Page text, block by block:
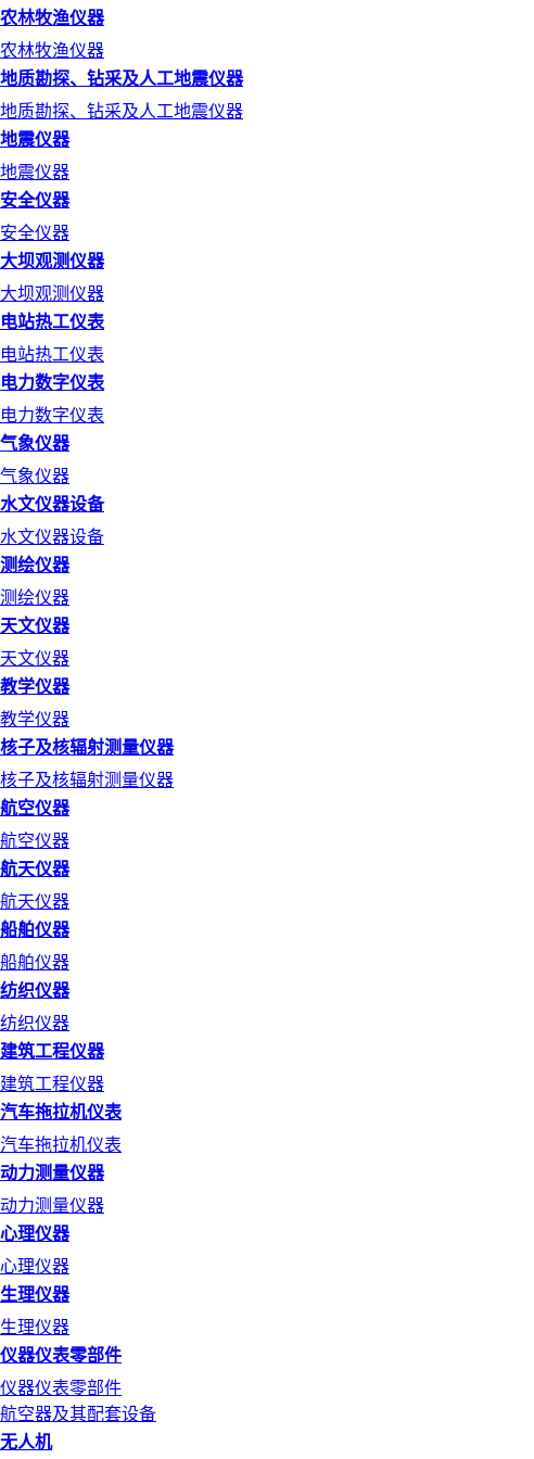
农林牧渔仪器
农林牧渔仪器
地质勘探、钻采及人工地震仪器
地质勘探、钻采及人工地震仪器
地震仪器
地震仪器
安全仪器
安全仪器
大坝观测仪器
大坝观测仪器
电站热工仪表
电站热工仪表
电力数字仪表
电力数字仪表
气象仪器
气象仪器
水文仪器设备
水文仪器设备
测绘仪器
测绘仪器
天文仪器
天文仪器
教学仪器
教学仪器
核子及核辐射测量仪器
核子及核辐射测量仪器
航空仪器
航空仪器
航天仪器
航天仪器
船舶仪器
船舶仪器
纺织仪器
纺织仪器
建筑工程仪器
建筑工程仪器
汽车拖拉机仪表
汽车拖拉机仪表
动力测量仪器
动力测量仪器
心理仪器
心理仪器
生理仪器
生理仪器
仪器仪表零部件
仪器仪表零部件
航空器及其配套设备
无人机